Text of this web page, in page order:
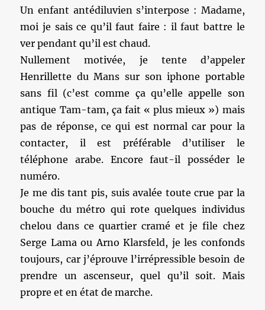
Un enfant antédiluvien s’interpose : Madame,
moi je sais ce qu’il faut faire : il faut battre le
ver pendant qu’il est chaud.
Nullement motivée, je tente d’appeler
Henrillette du Mans sur son iphone portable
sans fil (c’est comme ça qu’elle appelle son
antique Tam-tam, ça fait « plus mieux ») mais
pas de réponse, ce qui est normal car pour la
contacter, il est préférable d’utiliser le
téléphone arabe. Encore faut-il posséder le
numéro.
Je me dis tant pis, suis avalée toute crue par la
bouche du métro qui rote quelques individus
chelou dans ce quartier cramé et je file chez
Serge Lama ou Arno Klarsfeld, je les confonds
toujours, car j’éprouve l’irrépressible besoin de
prendre un ascenseur, quel qu’il soit. Mais
propre et en état de marche.